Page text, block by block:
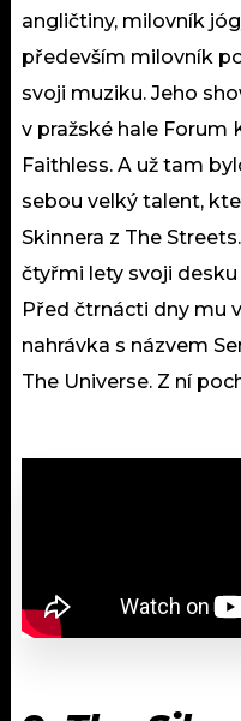
angličtiny, milovník
především milovník
svoji muziku. Jeho
v pražské hale Forum
Faithless. A už tam
sebou velký talent,
Skinnera z The
čtyřmi lety svoji desku
Před čtrnácti dny mu
nahrávka s názvem
The Universe. Z ní